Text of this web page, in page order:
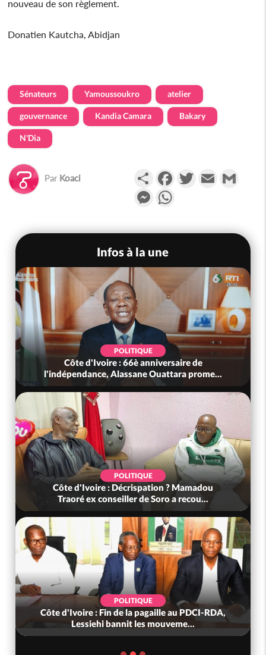
nouveau de son règlement.
Donatien Kautcha, Abidjan
Sénateurs Yamoussoukro atelier
gouvernance Kandia Camara Bakary
N'Dia
Par Koaci PartagerFacebookTwitterEmail
Messenger
Infos à la une
POLITIQUE
Côte d'Ivoire : 66è anniversaire de
l'indépendance, Alassane Ouattara prome...
POLITIQUE
Côte d'Ivoire : Décrispation ? Mamadou
Traoré ex conseiller de Soro a recou...
POLITIQUE
Côte d'Ivoire : Fin de la pagaille au PDCI-RDA,
Lessiehi bannit les mouveme...